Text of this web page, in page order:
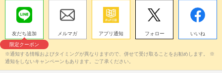
友だち追加
限定クーポン
メルマガ アプリ通知 フォロー いいね
※通知する情報およびタイミングが異なりますので、併せて受け取ることをお勧めします。 ※
通知をしないキャンペーンもあります。ご了承ください。